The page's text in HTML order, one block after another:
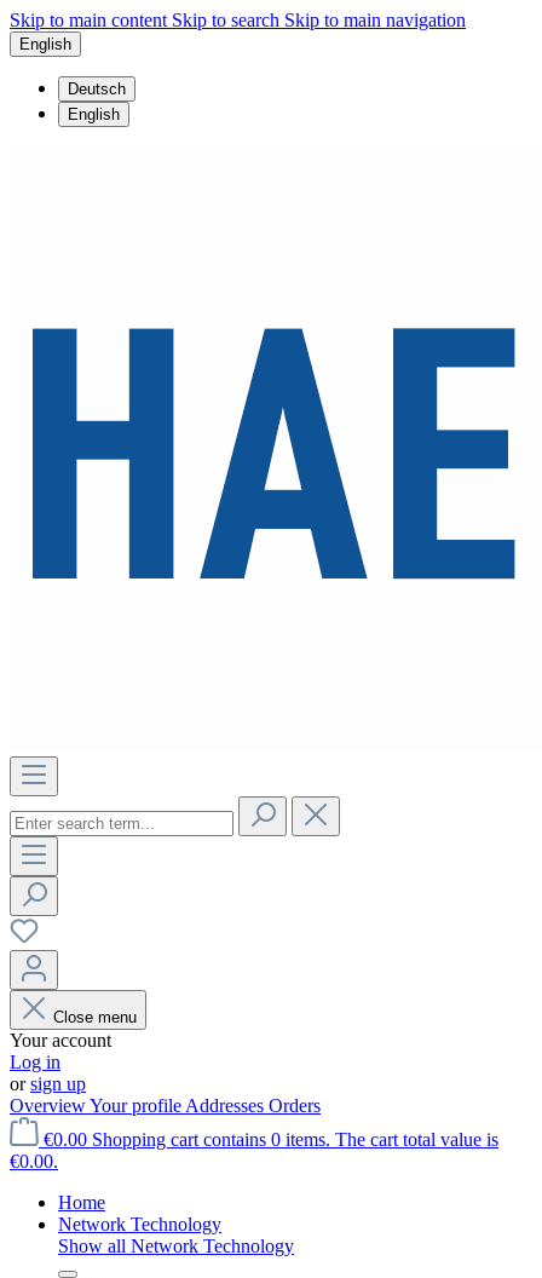
Skip to main content Skip to search Skip to main navigation
English
Deutsch
English
Close menu
Your account
Log in
orsign up
OverviewYour profile Addresses Orders
€0.00 Shopping cart contains 0 items. The cart total value is
€0.00.
Home
Network Technology
Show all Network Technology